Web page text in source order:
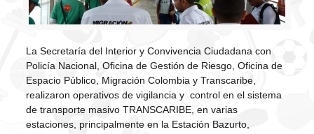
La Secretaría del Interior y Convivencia Ciudadana con
Policía Nacional, Oficina de Gestión de Riesgo, Oficina de
Espacio Público, Migración Colombia y Transcaribe,
realizaron operativos de vigilancia y control en el sistema
de transporte masivo TRANSCARIBE, en varias
estaciones, principalmente en la Estación Bazurto,